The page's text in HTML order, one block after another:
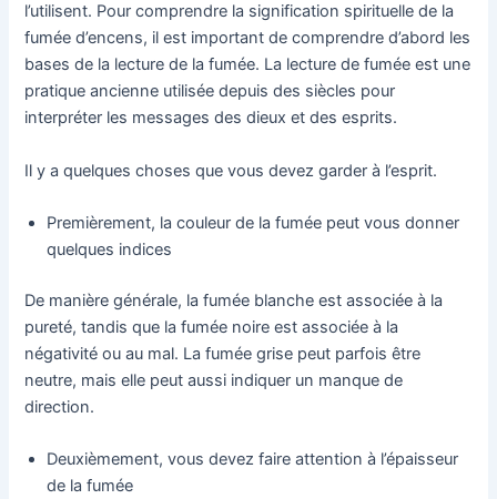
l’utilisent. Pour comprendre la signification spirituelle de la
fumée d’encens, il est important de comprendre d’abord les
bases de la lecture de la fumée. La lecture de fumée est une
pratique ancienne utilisée depuis des siècles pour
interpréter les messages des dieux et des esprits.
Il y a quelques choses que vous devez garder à l’esprit.
Premièrement, la couleur de la fumée peut vous donner
quelques indices
De manière générale, la fumée blanche est associée à la
pureté, tandis que la fumée noire est associée à la
négativité ou au mal. La fumée grise peut parfois être
neutre, mais elle peut aussi indiquer un manque de
direction.
Deuxièmement, vous devez faire attention à l’épaisseur
de la fumée